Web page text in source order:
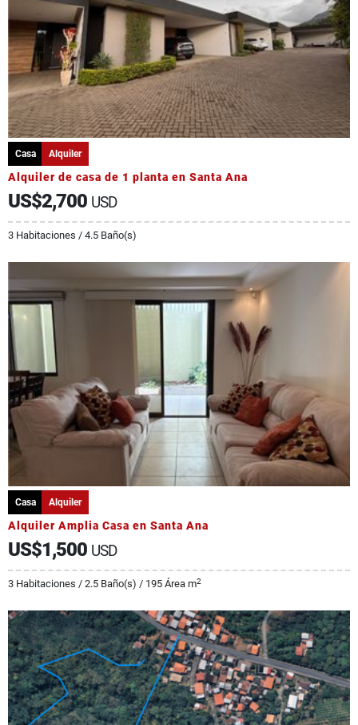
Casa Alquiler
Alquiler de casa de 1 planta en Santa Ana
US$2,700 USD
3 Habitaciones / 4.5 Baño(s)
Casa Alquiler
Alquiler Amplia Casa en Santa Ana
US$1,500 USD
3 Habitaciones / 2.5 Baño(s) / 195 Área m2